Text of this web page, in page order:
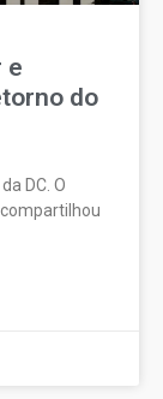
e
do
DC. O